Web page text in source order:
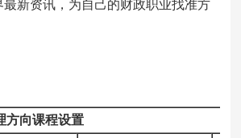
新资讯，为自己的财政职业找准方
方向课程设置